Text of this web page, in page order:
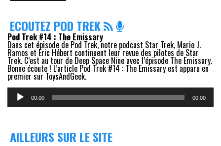
ECOUTEZ POD TREK
Pod Trek #14 : The Emissary
Dans cet épisode de Pod Trek, notre podcast Star Trek, Mario J.
Ramos et Eric Hébert continuent leur revue des pilotes de Star
Trek. C’est au tour de Deep Space Nine avec l’épisode The Emissary.
Bonne écoute ! L’article Pod Trek #14 : The Emissary est apparu en
premier sur ToysAndGeek.
Lecteur
audio 00:00 00:00
AILLEURS SUR LE SITE